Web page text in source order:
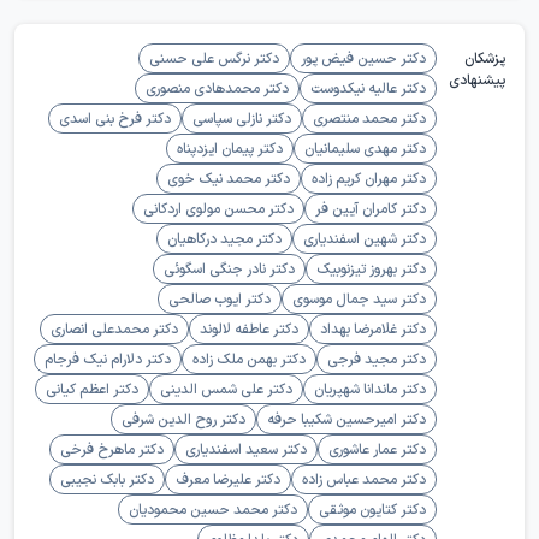
پزشکان
پیشنهادی
دکتر حسین فیض پور
دکتر نرگس علی حسنی
دکتر عالیه نیکدوست
دکتر محمدهادی منصوری
دکتر محمد منتصری
دکتر نازلی سپاسی
دکتر فرخ بنی اسدی
دکتر مهدی سلیمانیان
دکتر پیمان ایزدپناه
دکتر مهران کریم زاده
دکتر محمد نیک خوی
دکتر کامران آیین فر
دکتر محسن مولوی اردکانی
دکتر شهین اسفندیاری
دکتر مجید درکاهیان
دکتر بهروز تیزنوبیک
دکتر نادر جنگی اسگوئی
دکتر سید جمال موسوی
دکتر ایوب صالحی
دکتر غلامرضا بهداد
دکتر عاطفه لالوند
دکتر محمدعلی انصاری
دکتر مجید فرجی
دکتر بهمن ملک زاده
دکتر دلارام نیک فرجام
دکتر ماندانا شهپریان
دکتر علی شمس الدینی
دکتر اعظم کیانی
دکتر امیرحسین شکیبا حرفه
دکتر روح الدین شرفی
دکتر عمار عاشوری
دکتر سعید اسفندیاری
دکتر ماهرخ فرخی
دکتر محمد عباس زاده
دکتر علیرضا معرف
دکتر بابک نجیبی
دکتر کتایون موثقی
دکتر محمد حسین محمودیان